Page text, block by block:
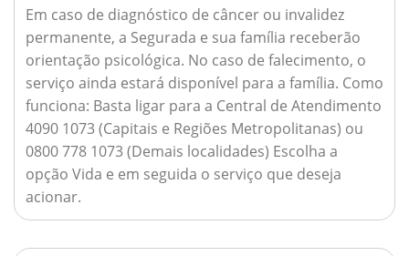
Em caso de diagnóstico de câncer ou invalidez
permanente, a Segurada e sua família receberão
orientação psicológica. No caso de falecimento, o
serviço ainda estará disponível para a família. Como
funciona: Basta ligar para a Central de Atendimento
4090 1073 (Capitais e Regiões Metropolitanas) ou
0800 778 1073 (Demais localidades) Escolha a
opção Vida e em seguida o serviço que deseja
acionar.